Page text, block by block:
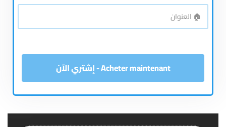
🏠
العنوان*
Acheter maintenant - إشتري الآن